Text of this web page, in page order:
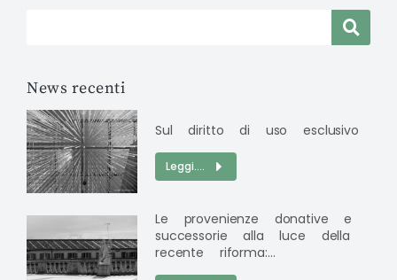
News recenti
Sul diritto di uso esclusivo
Leggi....
Le provenienze donative e
successorie alla luce della
recente riforma:…